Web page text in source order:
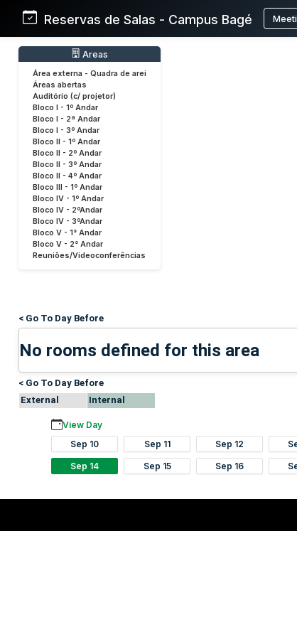
Reservas de Salas - Campus Bagé
Areas
Área externa - Quadra de arei
Áreas abertas
Auditório (c/ projetor)
Bloco I - 1º Andar
Bloco I - 2ª Andar
Bloco I - 3º Andar
Bloco II - 1º Andar
Bloco II - 2º Andar
Bloco II - 3º Andar
Bloco II - 4º Andar
Bloco III - 1º Andar
Bloco IV - 1º Andar
Bloco IV - 2ºAndar
Bloco IV - 3ºAndar
Bloco V - 1° Andar
Bloco V - 2° Andar
Reuniões/Videoconferências
< Go To Day Before
No rooms defined for this area
< Go To Day Before
External
Internal
View Day
Sep 10
Sep 11 Sep 12
Sep 14 Sep 15 Sep 16